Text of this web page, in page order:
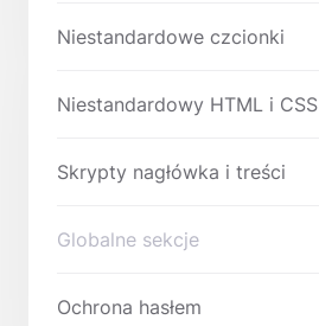
Niestandardowe czcionki
Niestandardowy HTML i CSS
Skrypty nagłówka i treści
Globalne sekcje
Ochrona hasłem